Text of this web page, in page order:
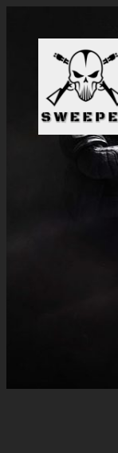
conținut